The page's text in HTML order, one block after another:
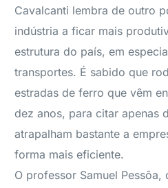
Cavalcanti lembra de outro
indústria a ficar mais
estrutura do país, em
transportes. É sabido que
estradas de ferro que vêm
dez anos, para citar apenas
atrapalham bastante a
forma mais eficiente.
O professor Samuel Pessôa,